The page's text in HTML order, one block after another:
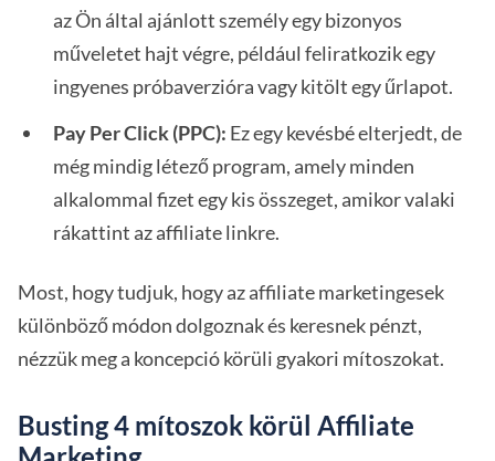
az Ön által ajánlott személy egy bizonyos
műveletet hajt végre, például feliratkozik egy
ingyenes próbaverzióra vagy kitölt egy űrlapot.
Pay Per Click (PPC): Ez egy kevésbé elterjedt, de
még mindig létező program, amely minden
alkalommal fizet egy kis összeget, amikor valaki
rákattint az affiliate linkre.
Most, hogy tudjuk, hogy az affiliate marketingesek
különböző módon dolgoznak és keresnek pénzt,
nézzük meg a koncepció körüli gyakori mítoszokat.
Busting 4 mítoszok körül Affiliate